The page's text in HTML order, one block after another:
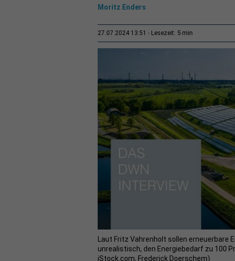
Moritz Enders
27.07.2024 13:51 Lesezeit: 5 min
Laut Fritz Vahrenholt sollen erneuerbare
unrealistisch, den Energiebedarf zu 100
iStock.com, Frederick Doerschem)